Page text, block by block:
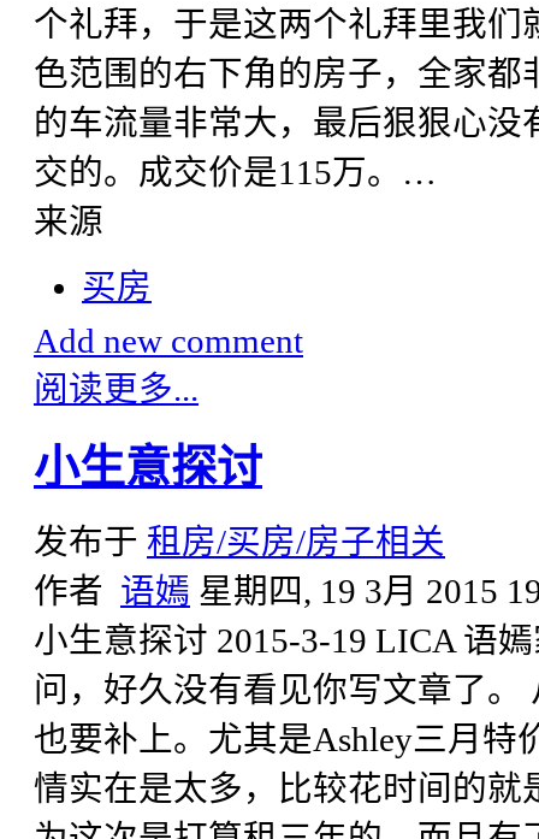
个礼拜，于是这两个礼拜里我们
色范围的右下角的房子，全家都
的车流量非常大，最后狠狠心
交的。成交价是115万。…
来源
买房
Add new comment
阅读更多...
小生意探讨
发布于 租房/买房/房子相关
作者 语嫣 星期四, 19 3月 2015
小生意探讨 2015-3-19 LICA 语
问，好久没有看见你写文章了。
也要补上。尤其是Ashley三月特
情实在是太多，比较花时间的